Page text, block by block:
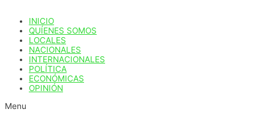
INICIO
QUÍENES SOMOS
LOCALES
NACIONALES
INTERNACIONALES
POLÍTICA
ECONÓMICAS
OPINIÓN
Menu